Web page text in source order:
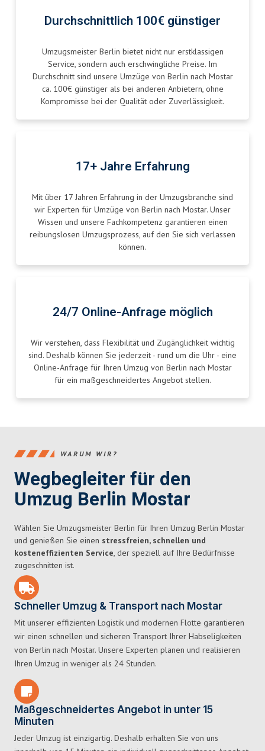
Durchschnittlich 100€ günstiger
Umzugsmeister Berlin bietet nicht nur erstklassigen
Service, sondern auch erschwingliche Preise. Im
Durchschnitt sind unsere Umzüge von Berlin nach Mostar
ca. 100€ günstiger als bei anderen Anbietern, ohne
Kompromisse bei der Qualität oder Zuverlässigkeit.
17+ Jahre Erfahrung
Mit über 17 Jahren Erfahrung in der Umzugsbranche sind
wir Experten für Umzüge von Berlin nach Mostar. Unser
Wissen und unsere Fachkompetenz garantieren einen
reibungslosen Umzugsprozess, auf den Sie sich verlassen
können.
24/7 Online-Anfrage möglich
Wir verstehen, dass Flexibilität und Zugänglichkeit wichtig
sind. Deshalb können Sie jederzeit - rund um die Uhr - eine
Online-Anfrage für Ihren Umzug von Berlin nach Mostar
für ein maßgeschneidertes Angebot stellen.
WARUM WIR?
Wegbegleiter für den
Umzug Berlin Mostar
Wählen Sie Umzugsmeister Berlin für Ihren Umzug Berlin Mostar
und genießen Sie einen stressfreien, schnellen und
kosteneffizienten Service, der speziell auf Ihre Bedürfnisse
zugeschnitten ist.
Schneller Umzug & Transport nach Mostar
Mit unserer effizienten Logistik und modernen Flotte garantieren
wir einen schnellen und sicheren Transport Ihrer Habseligkeiten
von Berlin nach Mostar. Unsere Experten planen und realisieren
Ihren Umzug in weniger als 24 Stunden.
Maßgeschneidertes Angebot in unter 15
Minuten
Jeder Umzug ist einzigartig. Deshalb erhalten Sie von uns